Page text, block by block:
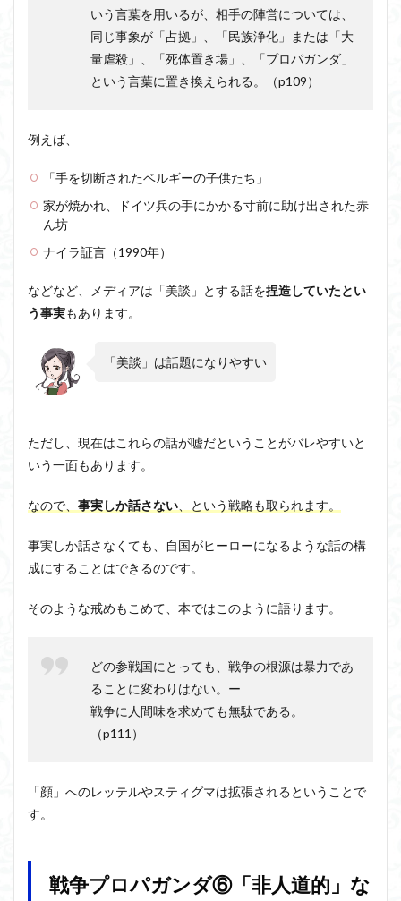
いう言葉を用いるが、相手の陣営については、
同じ事象が「占拠」、「民族浄化」または「大
量虐殺」、「死体置き場」、「プロパガンダ」
という言葉に置き換えられる。（p109）
例えば、
「手を切断されたベルギーの子供たち」
家が焼かれ、ドイツ兵の手にかかる寸前に助け出された赤
ん坊
ナイラ証言（1990年）
などなど、メディアは「美談」とする話を捏造していたとい
う事実もあります。
「美談」は話題になりやすい
ただし、現在はこれらの話が嘘だということがバレやすいと
いう一面もあります。
なので、 事実しか話さない 、という戦略も取られます。
事実しか話さなくても、自国がヒーローになるような話の構
成にすることはできるのです。
そのような戒めもこめて、本ではこのように語ります。
どの参戦国にとっても、戦争の根源は暴力であ
ることに変わりはない。ー
戦争に人間味を求めても無駄である。
（p111）
「顔」へのレッテルやスティグマは拡張されるということで
す。
戦争プロパガンダ⑥「非人道的」な